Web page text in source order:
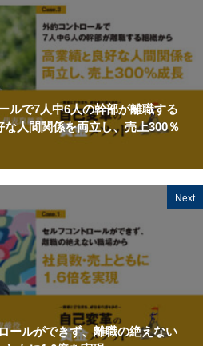
ルで7人中6人の幹部が離職する
人間関係を両立し、売上300％
Next
ールができず、離職の絶えない